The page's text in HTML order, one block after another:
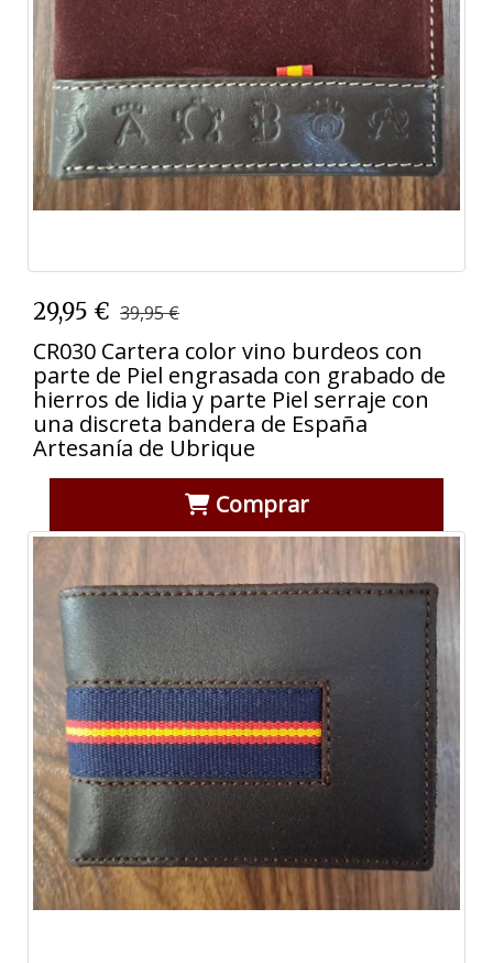
29,95 € 39,95 €
CR030 Cartera color vino burdeos con
parte de Piel engrasada con grabado de
hierros de lidia y parte Piel serraje con
una discreta bandera de España
Artesanía de Ubrique
Comprar